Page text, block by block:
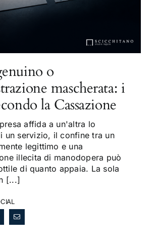
o
mascherata: i
la Cassazione
affida a un'altra lo
un servizio, il confine tra un
legittimo e una
illecita di manodopera può
di quanto appaia. La sola
[...]